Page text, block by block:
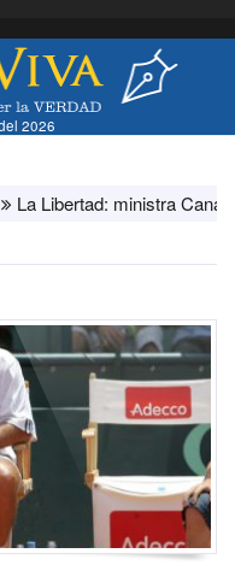
navigation
2026
Libertad: ministra Canales